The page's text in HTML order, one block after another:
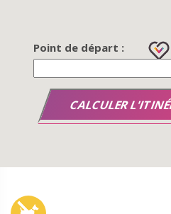
Point de départ :